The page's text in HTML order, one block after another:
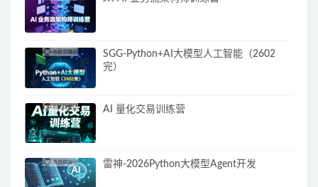
SGG-Python+AI大模型人工智能（2602
完）
AI 量化交易训练营
雷神-2026Python大模型Agent开发